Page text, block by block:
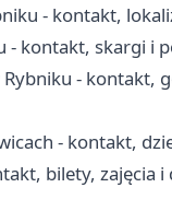
- kontakt,
- kontakt, skargi i
- kontakt,
- kontakt,
bilety, zajęcia i